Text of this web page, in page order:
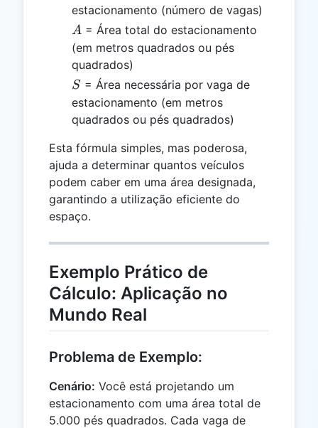
estacionamento (número de vagas)
A
A = Área total do estacionamento
(em metros quadrados ou pés
quadrados)
S
S = Área necessária por vaga de
estacionamento (em metros
quadrados ou pés quadrados)
Esta fórmula simples, mas poderosa,
ajuda a determinar quantos veículos
podem caber em uma área designada,
garantindo a utilização eficiente do
espaço.
Exemplo Prático de
Cálculo: Aplicação no
Mundo Real
Problema de Exemplo:
Cenário: Você está projetando um
estacionamento com uma área total de
5.000 pés quadrados. Cada vaga de